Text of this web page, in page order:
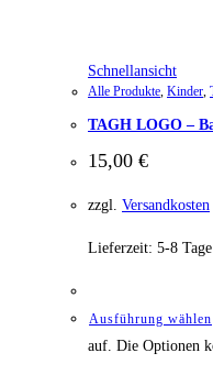
Schnellansicht
Alle Produkte, Kinder,
TAGH LOGO –
15,00 €
zzgl. Versandkosten
Lieferzeit: 5-8 Tage
Ausführung wählen
auf. Die Optionen